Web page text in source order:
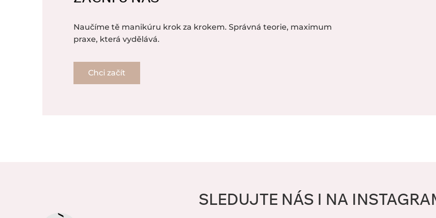
Naučíme tě manikúru krok za krokem. Správná teorie, maximum
praxe, která vydělává.
Chci začít
SLEDUJTE NÁS I NA